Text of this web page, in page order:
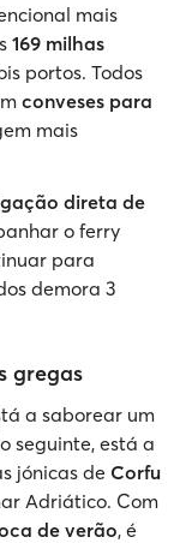
mais
169 milhas
portos. Todos
conveses para
mais
direta de
o ferry
para
demora 3
gregas
a saborear um
seguinte, está a
jónicas de Corfu
Adriático. Com
de verão, é